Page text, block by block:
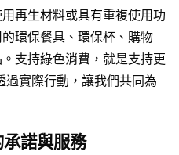
再生材料或具有重複使用功
環保餐具、環保杯、購物
支持綠色消費，就是支持更
實際行動，讓我們共同為
諾與服務